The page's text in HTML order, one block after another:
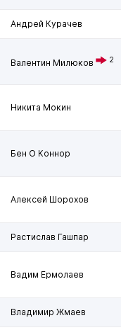
Андрей Курачев
Валентин Милюков 2
Никита Мокин
Бен О Коннор
Алексей Шорохов
Растислав Гашпар
Вадим Ермолаев
Владимир Жмаев